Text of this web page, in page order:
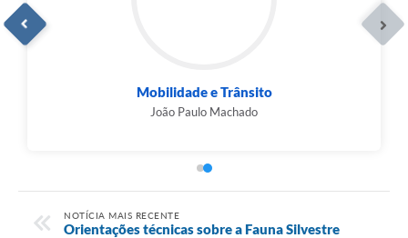
Guarda Civil Municipal
Jeferson Henrique Rodrigues
NOTÍCIA MAIS RECENTE
Orientações técnicas sobre a Fauna Silvestre